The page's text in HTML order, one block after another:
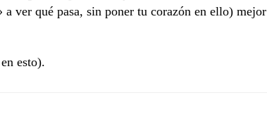
ver qué pasa, sin poner tu corazón en ello) mejor
esto).